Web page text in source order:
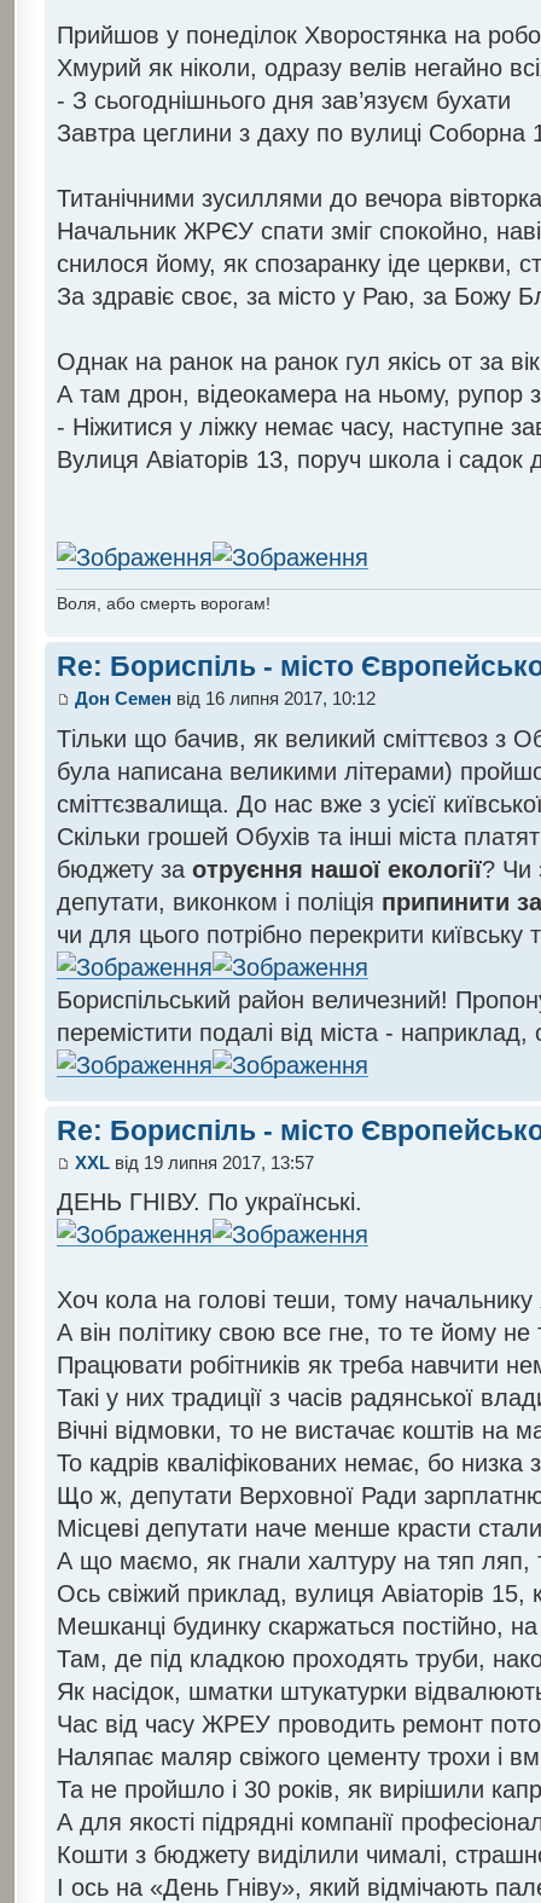
Прийшов у понеділок Хворостянка на
Хмурий як ніколи, одразу велів негайно
- З сьогоднішнього дня зав’язуєм бухати
Завтра цеглини з даху по вулиці Соборна
Титанічними зусиллями до вечора
Начальник ЖРЄУ спати зміг спокойно,
снилося йому, як спозаранку іде церкви,
За здравіє своє, за місто у Раю, за Божу
Однак на ранок на ранок гул якісь от за
А там дрон, відеокамера на ньому, рупор
- Ніжитися у ліжку немає часу, наступне
Вулиця Авіаторів 13, поруч школа і садок
Воля, або смерть ворогам!
Re: Бориспіль - місто
Дон Семен від 16 липня 2017, 10:12
Тільки що бачив, як великий сміттєвоз з
була написана великими літерами)
сміттєзвалища. До нас вже з усієї
Скільки грошей Обухів та інші міста
бюджету за отруєння нашої екології? Чи
депутати, виконком і поліція припинити
чи для цього потрібно перекрити київську
Бориспільський район величезний!
перемістити подалі від міста - наприклад,
Re: Бориспіль - місто
XXLвід 19 липня 2017, 13:57
ДЕНЬ ГНІВУ. По українські.
Хоч кола на голові теши, тому
А він політику свою все гне, то те йому не
Працювати робітників як треба навчити
Такі у них традиції з часів радянської
Вічні відмовки, то не вистачає коштів на
То кадрів кваліфікованих немає, бо низка
Що ж, депутати Верховної Ради
Місцеві депутати наче менше красти стали
А що маємо, як гнали халтуру на тяп ляп,
Ось свіжий приклад, вулиця Авіаторів 15,
Мешканці будинку скаржаться постійно,
Там, де під кладкою проходять труби,
Як насідок, шматки штукатурки
Час від часу ЖРЕУ проводить ремонт
Наляпає маляр свіжого цементу трохи і
Та не пройшло і 30 років, як вирішили
А для якості підрядні компанії
Кошти з бюджету виділили чималі,
І ось на «День Гніву», який відмічають